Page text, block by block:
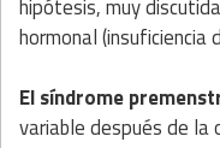
hipótesis, muy
hormonal (insuficiencia
El síndrome
variable después de la